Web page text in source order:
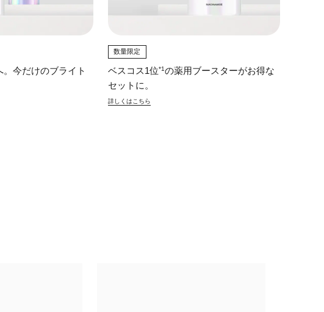
今だけのブライト
数量限定
ベスコス1位*1の薬用ブースターがお得な
セットに。
詳しくはこちら